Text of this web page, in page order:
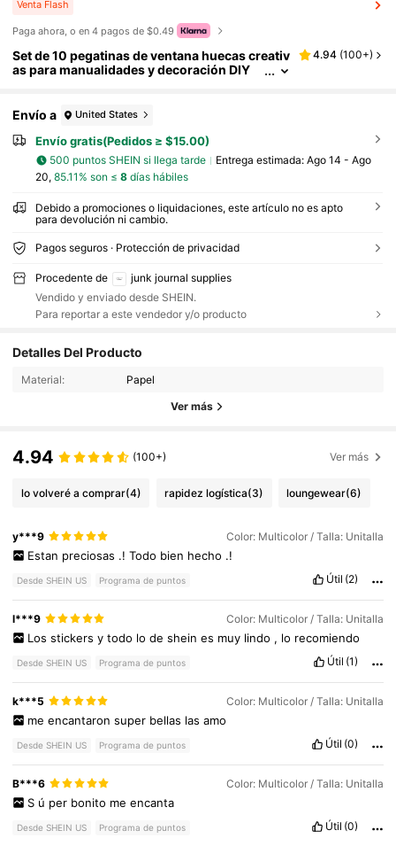
Venta Flash
Paga ahora, o en 4 pagos de $0.49
Set de 10 pegatinas de ventana huecas creativ
as para manualidades y decoración DIY
4.94 (100+)
Envío a United States
Envío gratis(Pedidos ≥ $15.00)
500 puntos SHEIN si llega tarde Entrega estimada: Ago 14 - Ago
20, 85.11% son ≤ 8días hábiles
Debido a promociones o liquidaciones, este artículo no es apto
para devolución ni cambio.
Pagos seguros · Protección de privacidad
Procedente de
junk journal supplies
Vendido y enviado desde SHEIN.
Para reportar a este vendedor y/o producto
Detalles Del Producto
Material: Papel
Ver más
4.94 (100+) Ver más
lo volveré a comprar(4) rapidez logística(3) loungewear(6)
y***9 Color: Multicolor / Talla: Unitalla
Estan preciosas .! Todo bien hecho .!
Desde SHEIN US Programa de puntos Útil (2)
l***9 Color: Multicolor / Talla: Unitalla
Los stickers y todo lo de shein es muy lindo , lo recomiendo
Desde SHEIN US Programa de puntos Útil (1)
k***5 Color: Multicolor / Talla: Unitalla
me encantaron super bellas las amo
Desde SHEIN US Programa de puntos Útil (0)
B***6 Color: Multicolor / Talla: Unitalla
S ú per bonito me encanta
Desde SHEIN US Programa de puntos Útil (0)
4.92 16K Seguidores
4.92 16K Seguidores